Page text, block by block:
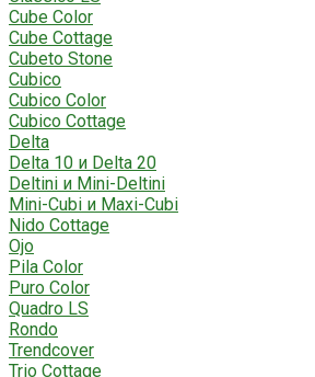
Cube Color
Cube Cottage
Cubeto Stone
Cubico
Cubico Color
Cubico Cottage
Delta
Delta 10 и Delta 20
Deltini и Mini-Deltini
Mini-Cubi и Maxi-Cubi
Nido Cottage
Ojo
Pila Color
Puro Color
Quadro LS
Rondo
Trendcover
Trio Cottage